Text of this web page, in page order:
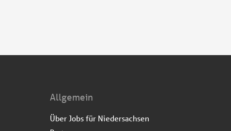
Allgemein
Über Jobs für Niedersachsen